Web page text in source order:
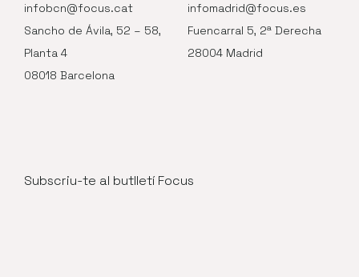
infobcn@focus.cat
Sancho de Ávila, 52 – 58,
Planta 4
08018 Barcelona
infomadrid@focus.es
Fuencarral 5, 2ª Derecha
28004 Madrid
Subscriu-te al butlletí Focus